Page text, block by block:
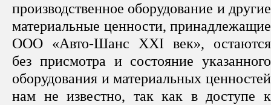
производственное оборудование и другие
материальные ценности, принадлежащие
ООО «Авто-Шанс XXI век», остаются
без присмотра и состояние указанного
оборудования и материальных ценностей
нам не известно, так как в доступе к